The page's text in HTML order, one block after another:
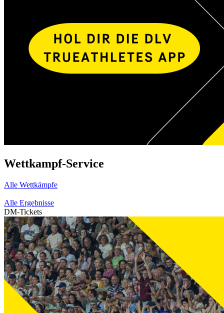
Wettkampf-Service
Alle Wettkämpfe
Alle Ergebnisse
DM-Tickets